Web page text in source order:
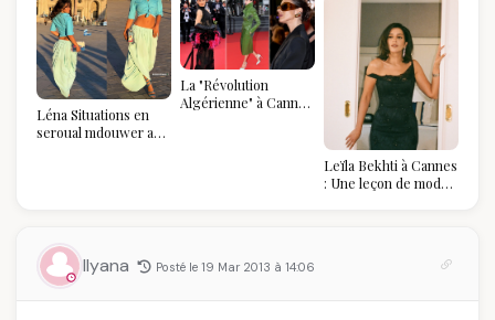
Léna Situations en
seroual mdouwer au
La "Révolution
Algérienne" à Cannes
Leïla Bekhti à Cannes
: Une leçon de mode
Ilyana Posté le 19 Mar 2013 à 14:06